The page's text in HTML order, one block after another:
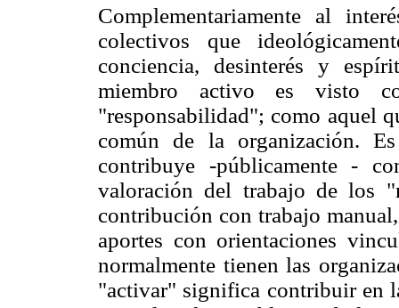
Complementariamente al
colectivos que
conciencia, desinterés y
miembro activo es visto
"responsabilidad"; como aquel
común de la organización.
contribuye -públicamente -
valoración del trabajo de los
contribución con trabajo
aportes con orientaciones
normalmente tienen las
"activar" significa contribuir en